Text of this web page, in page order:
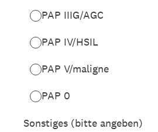
PAP IIIG/AGC
PAP IV/HSIL
PAP V/maligne
PAP 0
Sonstiges (bitte angeben)